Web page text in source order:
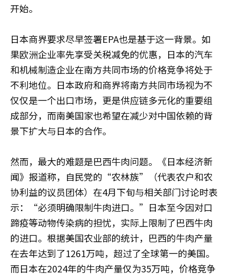
开始。
日本商界要求尽早签署EPA也是基于这一背景。如
果欧洲企业率先享受关税减免的优惠，日本的汽车
和机械制造企业在南方共同市场的价格竞争将处于
不利地位。日本政府和商界将南方共同市场视为不
仅仅是一个出口市场，更是供应链多元化的重要组
成部分，而南美国家也希望在减少对中国依赖的背
景下扩大与日本的合作。
然而，最大的难题是巴西牛肉问题。《日本经济新
闻》报道称，自民党的“农林族”（代表农户和农
协利益的议员团体）在4月下旬与相关部门讨论时表
示：“必须明确限制牛肉进口。”日本至今因对口
蹄疫等动物传染病的担忧，实际上限制了巴西牛肉
的进口。根据美国农业部的统计，巴西的牛肉产量
在去年达到了1261万吨，超过了全球第一的美国。
而日本在2024年的牛肉产量仅为35万吨，价格竞争